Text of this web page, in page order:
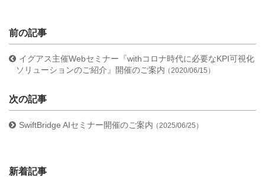
前の記事
イグアス主催Webセミナー『withコロナ時代に必要なKPI可視化
ソリューションのご紹介』開催のご案内（2020/06/15）
次の記事
SwiftBridge AIセミナー開催のご案内（2025/06/25）
新着記事